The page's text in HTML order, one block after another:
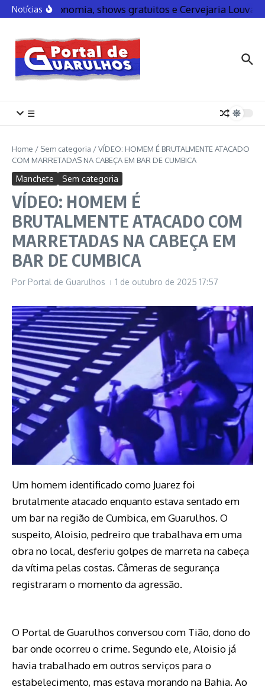
NotíciasGastronomia, shows gratuitos e Cervejaria
☰
Home / Sem categoria /VÍDEO: HOMEM É BRUTALMENTE ATACADO
COM MARRETADAS NA CABEÇA EM BAR DE CUMBICA
Manchete Sem categoria
VÍDEO: HOMEM É
BRUTALMENTE ATACADO COM
MARRETADAS NA CABEÇA EM
BAR DE CUMBICA
Por Portal de Guarulhos 1 de outubro de 2025 17:57
Um homem identificado como Juarez foi
brutalmente atacado enquanto estava sentado em
um bar na região de Cumbica, em Guarulhos. O
suspeito, Aloisio, pedreiro que trabalhava em uma
obra no local, desferiu golpes de marreta na cabeça
da vítima pelas costas. Câmeras de segurança
registraram o momento da agressão.
O Portal de Guarulhos conversou com Tião, dono do
bar onde ocorreu o crime. Segundo ele, Aloisio já
havia trabalhado em outros serviços para o
estabelecimento, mas estava morando na Bahia. Ao